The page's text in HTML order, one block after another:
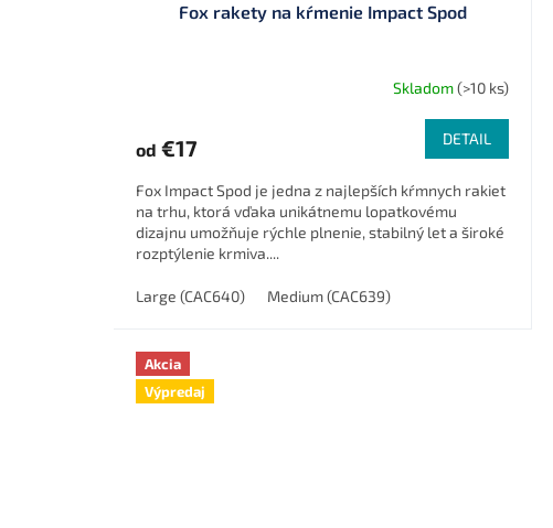
Fox rakety na kŕmenie Impact Spod
Skladom(>10 ks)
od €17 DETAIL
Fox Impact Spod je jedna z najlepších kŕmnych rakiet
na trhu, ktorá vďaka unikátnemu lopatkovému
dizajnu umožňuje rýchle plnenie, stabilný let a široké
rozptýlenie krmiva....
Large (CAC640) Medium (CAC639)
Akcia
Výpredaj